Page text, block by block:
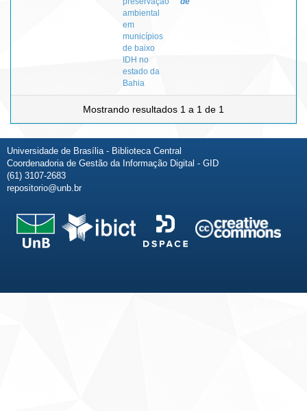
ambiental
em
municípios
de baixo
IDH no
estado da
Bahia
Mostrando resultados 1 a 1 de 1
Universidade de Brasília - Biblioteca Central
Coordenadoria de Gestão da Informação Digital - GID
(61) 3107-2683
repositorio@unb.br